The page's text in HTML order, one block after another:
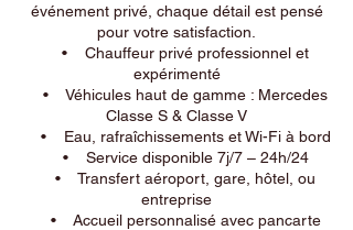
événement privé, chaque détail est pensé
pour votre satisfaction.
• Chauffeur privé professionnel et
expérimenté
• Véhicules haut de gamme : Mercedes
Classe S & Classe V
• Eau, rafraîchissements et Wi-Fi à bord
• Service disponible 7j/7 – 24h/24
• Transfert aéroport, gare, hôtel, ou
entreprise
• Accueil personnalisé avec pancarte